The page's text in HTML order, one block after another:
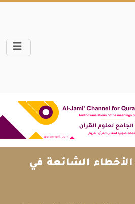
الأخطاء الشائعة في